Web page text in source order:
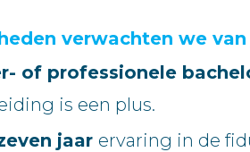
verwachten we
of professionele
is een plus.
jaar ervaring in de